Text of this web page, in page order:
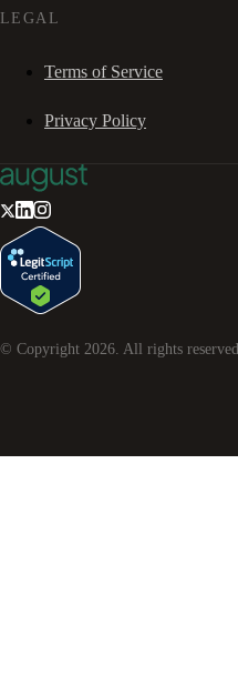
LEGAL
Terms of Service
Privacy Policy
© Copyright 2026 . All rights reserved.